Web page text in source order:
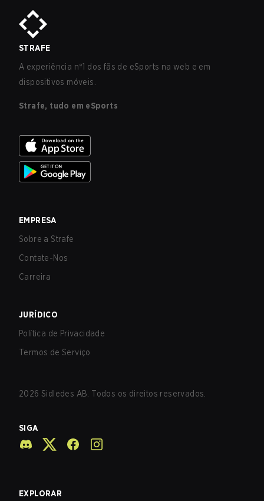
STRAFE
A experiência nº1 dos fãs de eSports na web e em
dispositivos móveis.
Strafe, tudo em eSports
EMPRESA
Sobre a Strafe
Contate-Nos
Carreira
JURÍDICO
Política de Privacidade
Termos de Serviço
2026 Sidledes AB. Todos os direitos reservados.
SIGA
EXPLORAR